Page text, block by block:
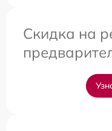
Скидка на